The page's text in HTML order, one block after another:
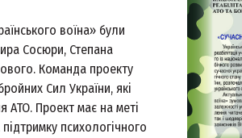
воїна» були
Сосюри, Степана
Команда проекту
Сил України, які
АТО. Проект має на меті
психологічного